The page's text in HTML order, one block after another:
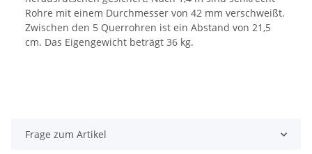
Rohre mit einem Durchmesser von 42 mm verschweißt.
Zwischen den 5 Querrohren ist ein Abstand von 21,5
cm. Das Eigengewicht beträgt 36 kg.
Frage zum Artikel